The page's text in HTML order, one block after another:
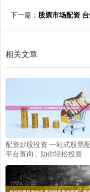
下一篇： 股票市场配资
相关文章
配资炒股投资 一站式股票
平台查询，助你轻松投资